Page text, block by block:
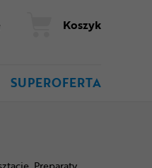
Koszyk
SUPEROFERTA